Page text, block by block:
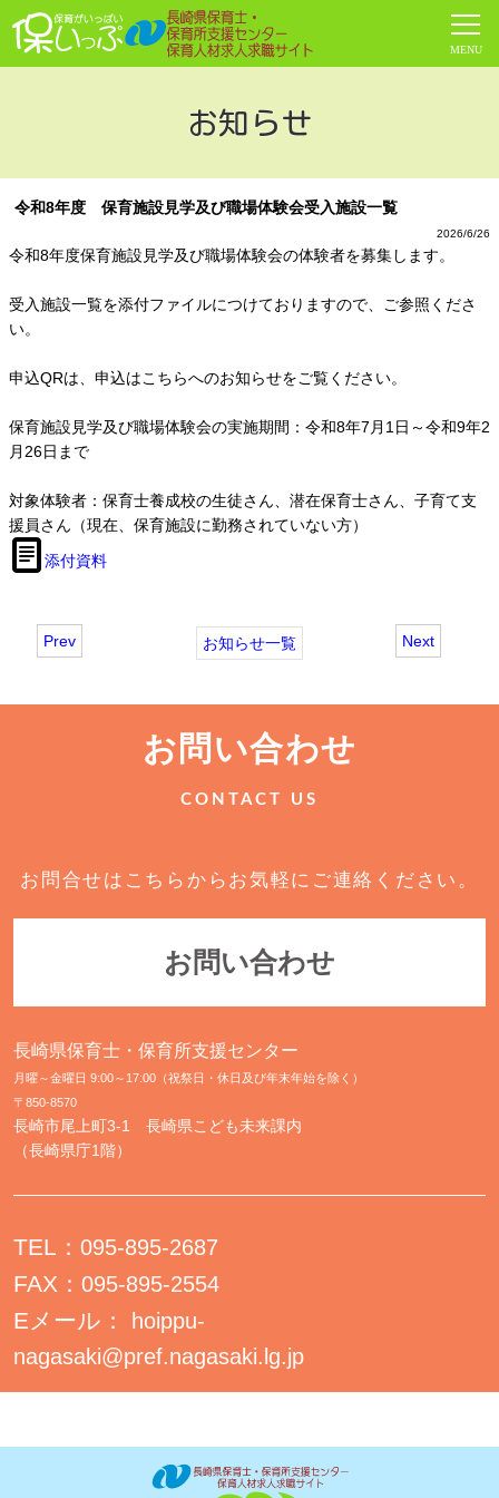
お知らせ
令和8年度 保育施設見学及び職場体験会受入施設一覧
2026/6/26
令和8年度保育施設見学及び職場体験会の体験者を募集します。
受入施設一覧を添付ファイルにつけておりますので、ご参照くださ
い。
申込QRは、申込はこちらへのお知らせをご覧ください。
保育施設見学及び職場体験会の実施期間：令和8年7月1日～令和9年2
月26日まで
対象体験者：保育士養成校の生徒さん、潜在保育士さん、子育て支
援員さん（現在、保育施設に勤務されていない方）
添付資料
Prev Next
お知らせ一覧
お問い合わせ
CONTACT US
お問合せはこちらからお気軽にご連絡ください。
お問い合わせ
長崎県保育士・保育所支援センター
月曜～金曜日 9:00～17:00（祝祭日・休日及び年末年始を除く）
〒850-8570
長崎市尾上町3-1 長崎県こども未来課内
（長崎県庁1階）
TEL： 095-895-2687
FAX： 095-895-2554
Eメール：
hoippu-
nagasaki@pref.nagasaki.lg.jp